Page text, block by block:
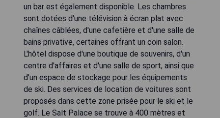
un bar est également disponible. Les chambres
sont dotées d'une télévision à écran plat avec
chaînes câblées, d'une cafetière et d'une salle de
bains privative, certaines offrant un coin salon.
L'hôtel dispose d'une boutique de souvenirs, d'un
centre d'affaires et d'une salle de sport, ainsi que
d'un espace de stockage pour les équipements
de ski. Des services de location de voitures sont
proposés dans cette zone prisée pour le ski et le
golf. Le Salt Palace se trouve à 400 mètres et